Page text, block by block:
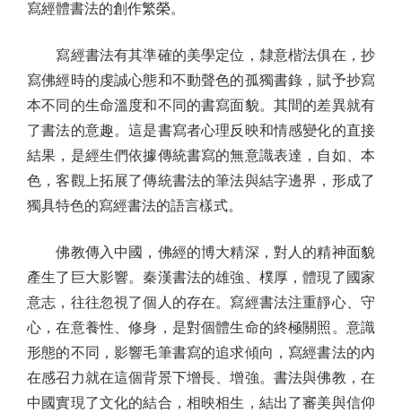
寫經體書法的創作繁榮。
寫經書法有其準確的美學定位，隸意楷法俱在，抄
寫佛經時的虔誠心態和不動聲色的孤獨書錄，賦予抄寫
本不同的生命溫度和不同的書寫面貌。其間的差異就有
了書法的意趣。這是書寫者心理反映和情感變化的直接
結果，是經生們依據傳統書寫的無意識表達，自如、本
色，客觀上拓展了傳統書法的筆法與結字邊界，形成了
獨具特色的寫經書法的語言樣式。
佛教傳入中國，佛經的博大精深，對人的精神面貌
產生了巨大影響。秦漢書法的雄強、樸厚，體現了國家
意志，往往忽視了個人的存在。寫經書法注重靜心、守
心，在意養性、修身，是對個體生命的終極關照。意識
形態的不同，影響毛筆書寫的追求傾向，寫經書法的內
在感召力就在這個背景下增長、增強。書法與佛教，在
中國實現了文化的結合，相映相生，結出了審美與信仰